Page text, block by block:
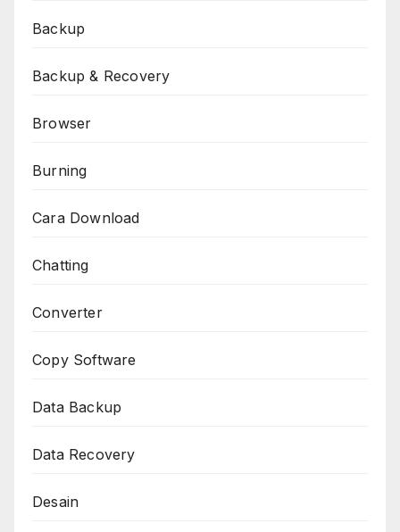
Backup
Backup & Recovery
Browser
Burning
Cara Download
Chatting
Converter
Copy Software
Data Backup
Data Recovery
Desain